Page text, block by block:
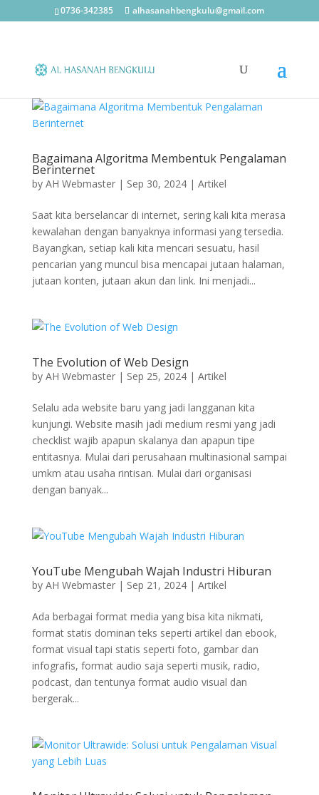
0736-342385 alhasanahbengkulu@gmail.com
Bagaimana Algoritma Membentuk Pengalaman
Berinternet
by AH Webmaster| Sep 30, 2024| Artikel
Saat kita berselancar di internet, sering kali kita merasa
kewalahan dengan banyaknya informasi yang tersedia.
Bayangkan, setiap kali kita mencari sesuatu, hasil
pencarian yang muncul bisa mencapai jutaan halaman,
jutaan konten, jutaan akun dan link. Ini menjadi...
The Evolution of Web Design
by AH Webmaster| Sep 25, 2024| Artikel
Selalu ada website baru yang jadi langganan kita
kunjungi. Website masih jadi medium resmi yang jadi
checklist wajib apapun skalanya dan apapun tipe
entitasnya. Mulai dari perusahaan multinasional sampai
umkm atau usaha rintisan. Mulai dari organisasi
dengan banyak...
YouTube Mengubah Wajah Industri Hiburan
by AH Webmaster| Sep 21, 2024| Artikel
Ada berbagai format media yang bisa kita nikmati,
format statis dominan teks seperti artikel dan ebook,
format visual tapi statis seperti foto, gambar dan
infografis, format audio saja seperti musik, radio,
podcast, dan tentunya format audio visual dan
bergerak...